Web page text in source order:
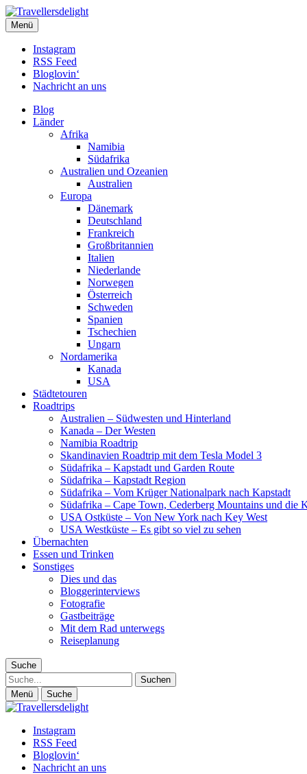
Travellersdelight
TRAVEL – LIVESTYLE – PHOTOGRAPHY
Menü
Instagram
RSS Feed
Bloglovin‘
Nachricht an uns
Blog
Länder
Afrika
Namibia
Südafrika
Australien und Ozeanien
Australien
Europa
Dänemark
Deutschland
Frankreich
Großbritannien
Italien
Niederlande
Norwegen
Österreich
Schweden
Spanien
Tschechien
Ungarn
Nordamerika
Kanada
USA
Städtetouren
Roadtrips
Australien – Südwesten und Hinterland
Kanada – Der Westen
Namibia Roadtrip
Skandinavien Roadtrip mit dem Tesla Model 3
Südafrika – Kapstadt und Garden Route
Südafrika – Kapstadt Region
Südafrika – Vom Krüger Nationalpark nach Kapstadt
Südafrika – Cape Town, Cederberg Mountains und die
USA Ostküste – Von New York nach Key West
USA Westküste – Es gibt so viel zu sehen
Übernachten
Essen und Trinken
Sonstiges
Dies und das
Bloggerinterviews
Fotografie
Gastbeiträge
Mit dem Rad unterwegs
Reiseplanung
Suche
Suche
Menü Suche
Instagram
RSS Feed
Bloglovin‘
Nachricht an uns